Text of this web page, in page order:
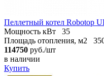
Пеллетный котел Robotop
Мощность кВт
35
Площадь отопления, м2
114750 руб./шт
в наличии
Купить